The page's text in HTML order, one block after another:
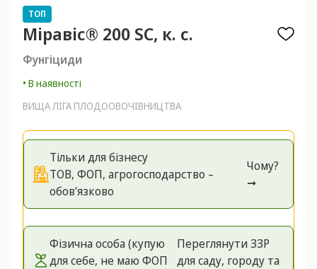
ТОП
Міравіс® 200 SC, к. с.
Фунгіциди
• В наявності
ВИЩА ЛІГА ПЛОДООВОЧІВНИЦТВА
Тільки для бізнесу
ТОВ, ФОП, агрогосподарство –
обов’язково
Чому?
➞
Фізична особа (купую
для себе, не маю ФОП
Переглянути ЗЗР
для саду, городу та